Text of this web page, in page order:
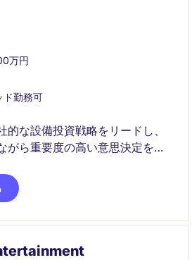
万円
ド勤務可
な設備投資戦略をリードし、
がら重要度の高い意思決定を推
導体企業において、市場動向・